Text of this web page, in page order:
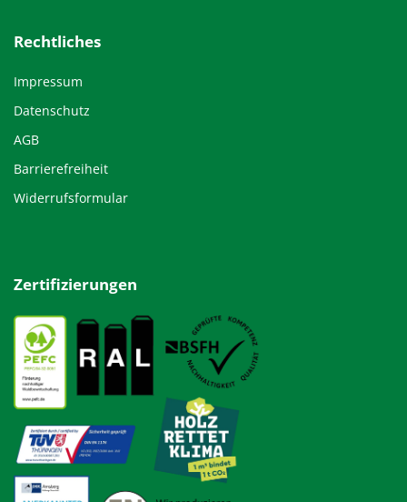
Rechtliches
Impressum
Datenschutz
AGB
Barrierefreiheit
Widerrufsformular
Zertifizierungen